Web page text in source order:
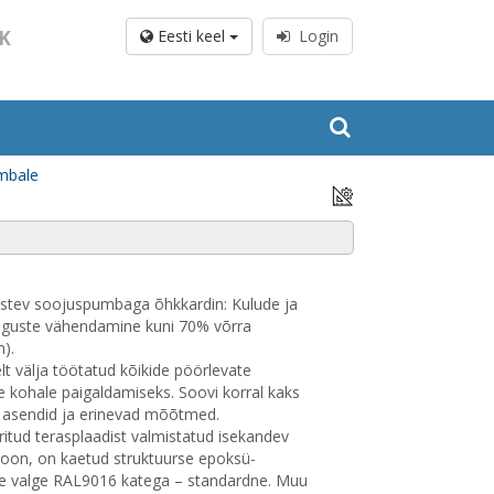
Eesti keel Login
soojuspumbaga õhkkardin: Kulude ja
vähendamine kuni 70% võrra
välja töötatud kõikide pöörlevate
kohale paigaldamiseks. Soovi korral kaks
ja erinevad mõõtmed.
terasplaadist valmistatud isekandev
on kaetud struktuurse epoksü-
valge RAL9016 katega – standardne. Muu